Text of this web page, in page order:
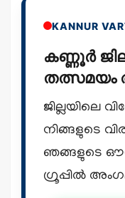
KANNUR
കണ്ണൂർ
തത്സമയം
ജില്ലയിലെ
നിങ്ങളുടെ
ഞങ്ങളുടെ
ഗ്രൂപ്പിൽ